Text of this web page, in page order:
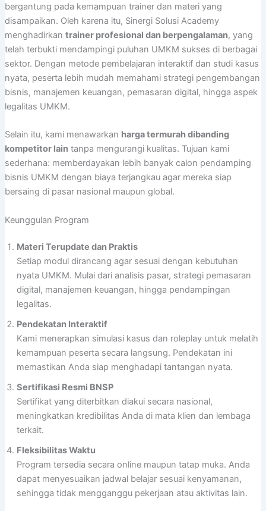
bergantung pada kemampuan trainer dan materi yang
disampaikan. Oleh karena itu, Sinergi Solusi Academy
menghadirkan trainer profesional dan berpengalaman, yang
telah terbukti mendampingi puluhan UMKM sukses di berbagai
sektor. Dengan metode pembelajaran interaktif dan studi kasus
nyata, peserta lebih mudah memahami strategi pengembangan
bisnis, manajemen keuangan, pemasaran digital, hingga aspek
legalitas UMKM.
Selain itu, kami menawarkan harga termurah dibanding
kompetitor laintanpa mengurangi kualitas. Tujuan kami
sederhana: memberdayakan lebih banyak calon pendamping
bisnis UMKM dengan biaya terjangkau agar mereka siap
bersaing di pasar nasional maupun global.
Keunggulan Program
Materi Terupdate dan Praktis
Setiap modul dirancang agar sesuai dengan kebutuhan
nyata UMKM. Mulai dari analisis pasar, strategi pemasaran
digital, manajemen keuangan, hingga pendampingan
legalitas.
Pendekatan Interaktif
Kami menerapkan simulasi kasus dan roleplay untuk melatih
kemampuan peserta secara langsung. Pendekatan ini
memastikan Anda siap menghadapi tantangan nyata.
Sertifikasi Resmi BNSP
Sertifikat yang diterbitkan diakui secara nasional,
meningkatkan kredibilitas Anda di mata klien dan lembaga
terkait.
Fleksibilitas Waktu
Program tersedia secara online maupun tatap muka. Anda
dapat menyesuaikan jadwal belajar sesuai kenyamanan,
sehingga tidak mengganggu pekerjaan atau aktivitas lain.